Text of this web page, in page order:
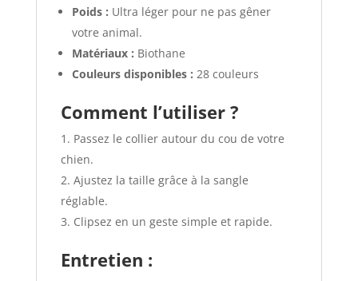
Poids : Ultra léger pour ne pas gêner
votre animal.
Matériaux : Biothane
Couleurs disponibles : 28 couleurs
Comment l’utiliser ?
Passez le collier autour du cou de votre
chien.
Ajustez la taille grâce à la sangle
réglable.
Clipsez en un geste simple et rapide.
Entretien :